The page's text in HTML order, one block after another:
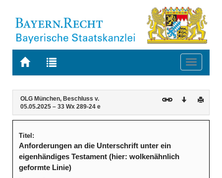
Zur
BAYERN.RECHT
Zur
letzten
Suche
Toggle
Navigation
Inhalt
OLG München, Beschluss v.
05.05.2025 – 33 Wx 289-24 e
Download
Titel:
Anforderungen an die Unterschrift unter ein
eigenhändiges Testament (hier: wolkenähnlich
geformte Linie)